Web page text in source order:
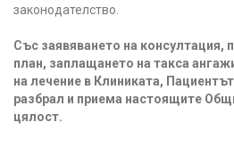
законодателство.
Със заявяването на консултация,
план, заплащането на такса
на лечение в Клиниката,
разбрал и приема настоящите
цялост.